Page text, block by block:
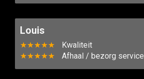
Louis
★★★★★
Kwaliteit
★★★★★
Afhaal / bezorg service